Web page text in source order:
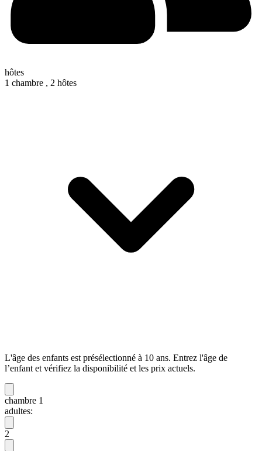
hôtes
1 chambre , 2 hôtes
L'âge des enfants est présélectionné à 10 ans. Entrez l'âge de
l’enfant et vérifiez la disponibilité et les prix actuels.
chambre 1
adultes:
2